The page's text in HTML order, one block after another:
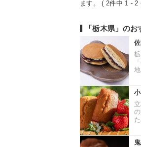
ます。 ( 2件中 1 - 2
「栃木県」の